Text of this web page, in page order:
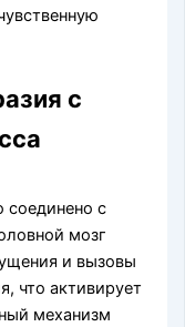
с
соединено с
мозг
и вызовы
что активирует
механизм